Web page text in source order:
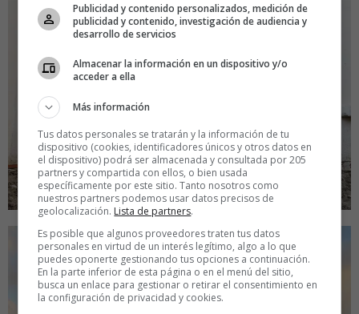
Publicidad y contenido personalizados, medición de
publicidad y contenido, investigación de audiencia y
desarrollo de servicios
Almacenar la información en un dispositivo y/o
acceder a ella
Más información
Tus datos personales se tratarán y la información de tu
dispositivo (cookies, identificadores únicos y otros datos en
el dispositivo) podrá ser almacenada y consultada por 205
partners y compartida con ellos, o bien usada
específicamente por este sitio. Tanto nosotros como
nuestros partners podemos usar datos precisos de
geolocalización. Lista de partners.
Es posible que algunos proveedores traten tus datos
personales en virtud de un interés legítimo, algo a lo que
puedes oponerte gestionando tus opciones a continuación.
En la parte inferior de esta página o en el menú del sitio,
busca un enlace para gestionar o retirar el consentimiento en
la configuración de privacidad y cookies.